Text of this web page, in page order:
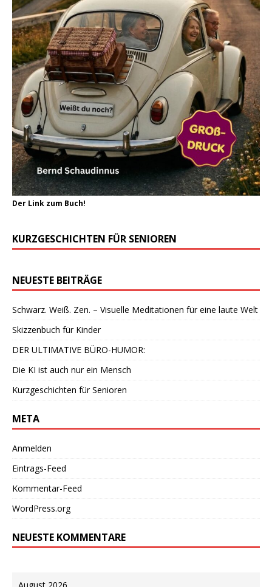
Der Link zum Buch!
KURZGESCHICHTEN FÜR SENIOREN
NEUESTE BEITRÄGE
Schwarz. Weiß. Zen. – Visuelle Meditationen für eine laute Welt
Skizzenbuch für Kinder
DER ULTIMATIVE BÜRO-HUMOR:
Die KI ist auch nur ein Mensch
Kurzgeschichten für Senioren
META
Anmelden
Eintrags-Feed
Kommentar-Feed
WordPress.org
NEUESTE KOMMENTARE
August 2026